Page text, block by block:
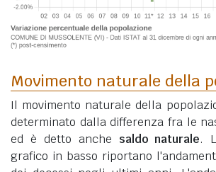
Movimento naturale della
Il movimento naturale della
determinato dalla differenza fra le
ed è detto anche saldo naturale.
grafico in basso riportano